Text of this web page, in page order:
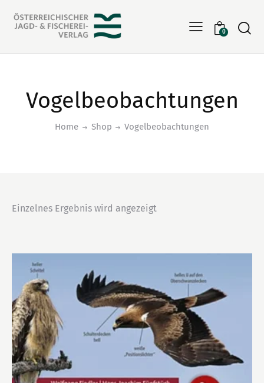
0
Vogelbeobachtungen
Home Shop Vogelbeobachtungen
Einzelnes Ergebnis wird angezeigt